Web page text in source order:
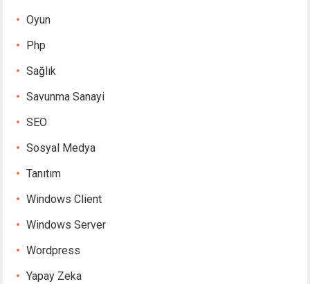
Oyun
Php
Sağlık
Savunma Sanayi
SEO
Sosyal Medya
Tanıtım
Windows Client
Windows Server
Wordpress
Yapay Zeka